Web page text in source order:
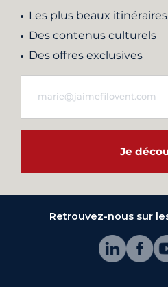
Les plus beaux
Des contenus culturels
Des offres exclusives
Je
Retrouvez-nous sur